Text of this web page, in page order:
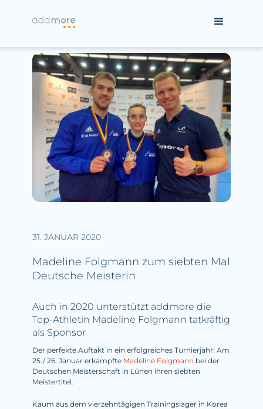
31. JANUAR 2020
Madeline Folgmann zum siebten Mal
Deutsche Meisterin
Auch in 2020 unterstützt addmore die
Top-Athletin Madeline Folgmann tatkräftig
als Sponsor
Der perfekte Auftakt in ein erfolgreiches Turnierjahr! Am
25./ 26. Januar erkämpfte Madeline Folgmann bei der
Deutschen Meisterschaft in Lünen ihren siebten
Meistertitel.
Kaum aus dem vierzehntägigen Trainingslager in Korea